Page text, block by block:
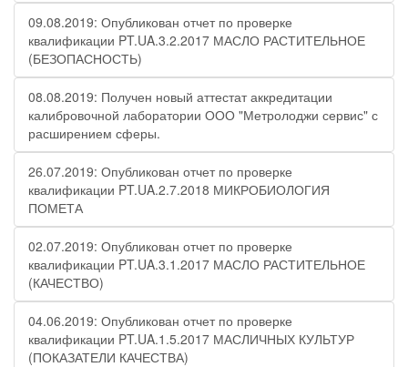
09.08.2019: Опубликован отчет по проверке
квалификации PT.UA.3.2.2017 МАСЛО РАСТИТЕЛЬНОЕ
(БЕЗОПАСНОСТЬ)
08.08.2019: Получен новый аттестат аккредитации
калибровочной лаборатории ООО "Метролоджи сервис" с
расширением сферы.
26.07.2019: Опубликован отчет по проверке
квалификации PT.UA.2.7.2018 МИКРОБИОЛОГИЯ
ПОМЕТА
02.07.2019: Опубликован отчет по проверке
квалификации PT.UA.3.1.2017 МАСЛО РАСТИТЕЛЬНОЕ
(КАЧЕСТВО)
04.06.2019: Опубликован отчет по проверке
квалификации PT.UA.1.5.2017 МАСЛИЧНЫХ КУЛЬТУР
(ПОКАЗАТЕЛИ КАЧЕСТВА)